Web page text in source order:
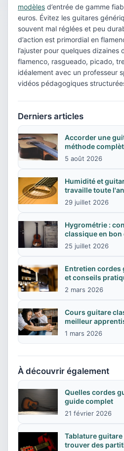
modèles d’entrée de gamme
euros. Évitez les guitares
souvent mal réglées et peu
d’action est primordial en
l’ajuster pour quelques dizaines
flamenco, rasgueado, picado,
idéalement avec un professeur
vidéos pédagogiques
Derniers articles
Accorder une
méthode
5 août 2026
Humidité et
travaille toute
29 juillet 2026
Hygrométrie :
classique en bon
25 juillet 2026
Entretien cordes
et conseils
2 mars 2026
Cours guitare
meilleur
1 mars 2026
À découvrir également
Quelles cordes
guide complet
21 février 2026
Tablature guitare
trouver des